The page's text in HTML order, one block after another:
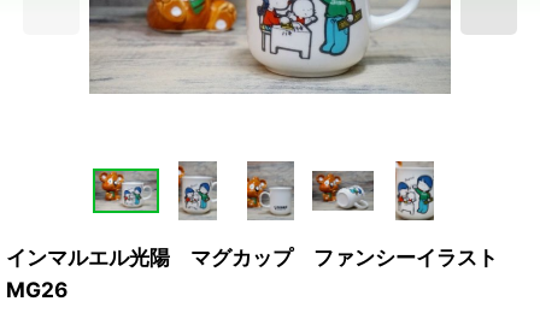
インマルエル光陽 マグカップ ファンシーイラスト
MG26